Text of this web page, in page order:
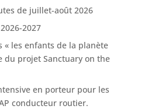
de juillet-août 2026
2027
« les enfants de la planète
du projet Sanctuary on the
en porteur pour les
conducteur routier.